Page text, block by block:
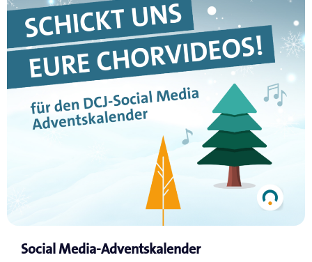
Social Media-Adventskalender